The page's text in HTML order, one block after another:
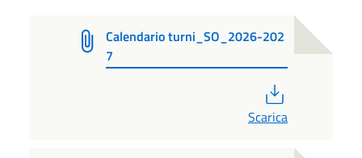
Calendario turni_SO_2026-202
7
Scarica